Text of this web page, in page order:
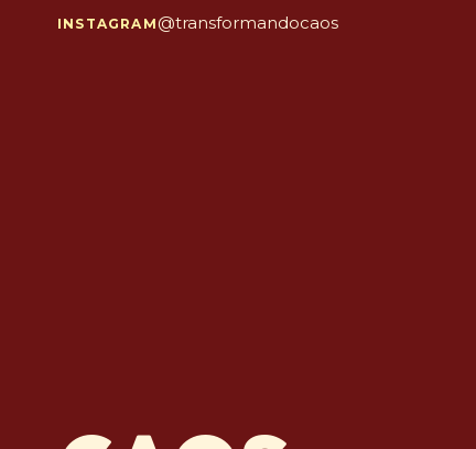
INSTAGRAM @transformandocaos